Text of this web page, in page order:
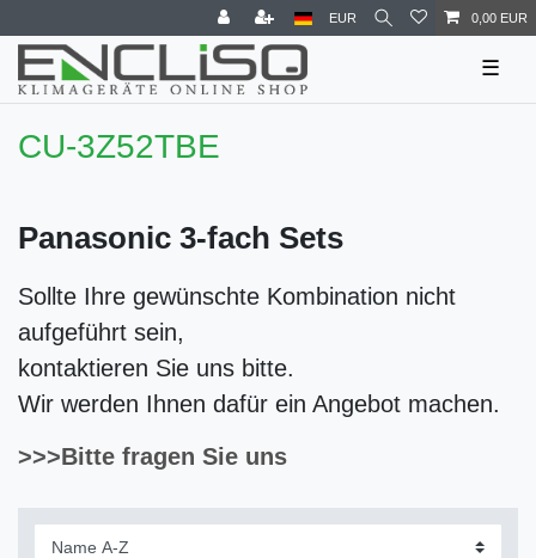
EUR 0,00 EUR
☰
CU-3Z52TBE
Panasonic 3-fach Sets
Sollte Ihre gewünschte Kombination nicht
aufgeführt sein,
kontaktieren Sie uns bitte.
Wir werden Ihnen dafür ein Angebot machen.
>>>Bitte fragen Sie uns